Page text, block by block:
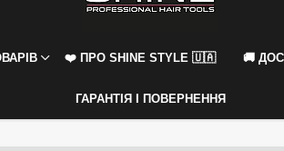
❤️ ПРО SHINE STYLE 🇺🇦 🚚
ГАРАНТІЯ І ПОВЕРНЕННЯ